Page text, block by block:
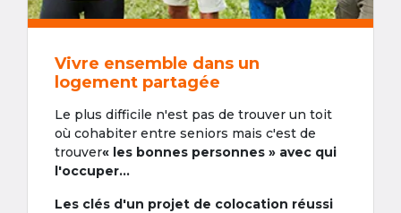
Vivre ensemble dans un
logement partagée
Le plus difficile n'est pas de trouver un toit
où cohabiter entre seniors mais c'est de
trouver« les bonnes personnes » avec qui
l'occuper...
Les clés d'un projet de colocation réussi